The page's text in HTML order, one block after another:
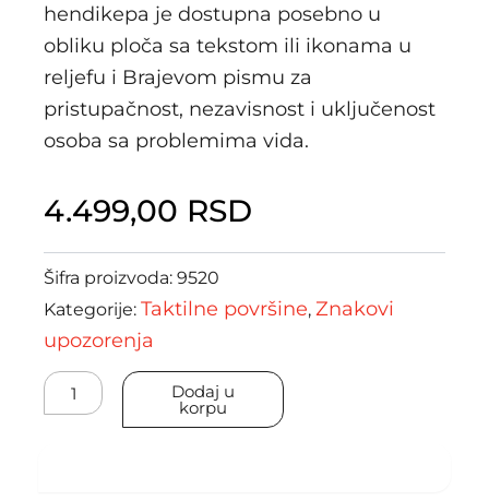
hendikepa je dostupna posebno u
obliku ploča sa tekstom ili ikonama u
reljefu i Brajevom pismu za
pristupačnost, nezavisnost i uključenost
osoba sa problemima vida.
4.499,00 RSD
Šifra proizvoda: 9520
Kategorije: Taktilne površine, Znakovi
upozorenja
Brajevi
brojevi
Dodaj u
korpu